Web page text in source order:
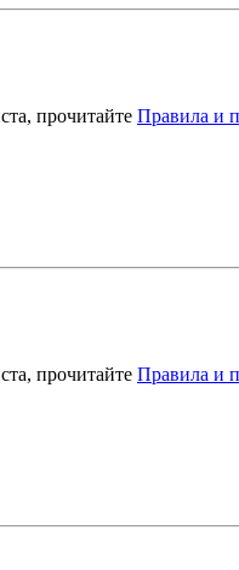
прочитайте Правила и
прочитайте Правила и